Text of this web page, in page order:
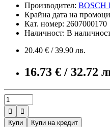
Производител:
Крайна дата на
Кат. номер: 2607000170
Наличност: В
20.40 € / 39.90 лв.
16.73 € / 32.72


Купи
Купи на кредит